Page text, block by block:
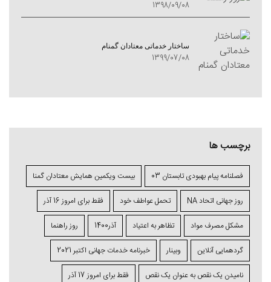
1398/09/08
ساختار خدماتی معتادان گمنام
1399/07/08
برچسب ها
فصلنامه پیام بهبودی تابستان 03 بیست ویکمین همایش معتادان گمنا
روز جهانی اتحاد NA تحمل عواطف خود فقط برای امروز 16 آذر
مشکل مصرف مواد تظاهر به اعتیاد آذر1400 روز راهنما
گردهمایی آنلاین وبینار خبرنامه خدمات جهانی اکتبر 2021
نامیدن یک نقص به عنوان یک نقص فقط برای امروز 17 آذر